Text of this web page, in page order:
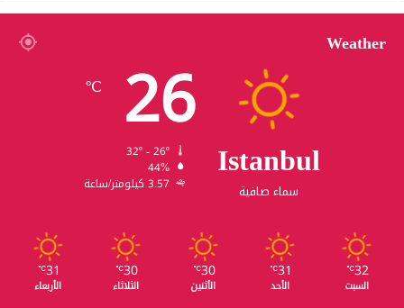
Weather
Istanbul
سماء صافية
26
℃
44%
3.57 كيلومتر/ساعة
32
℃
السبت
31
℃
الأحد
30
℃
الأثنين
30
℃
الثلاثاء
31
℃
الأربعاء